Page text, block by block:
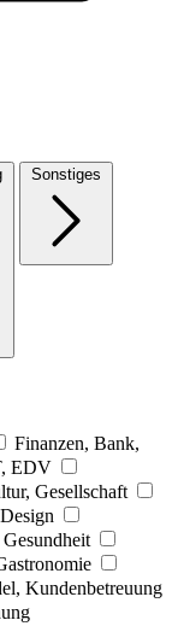
Sonstiges
Finanzen, Bank,
EDV
Gesellschaft
Gesundheit
Kundenbetreuung